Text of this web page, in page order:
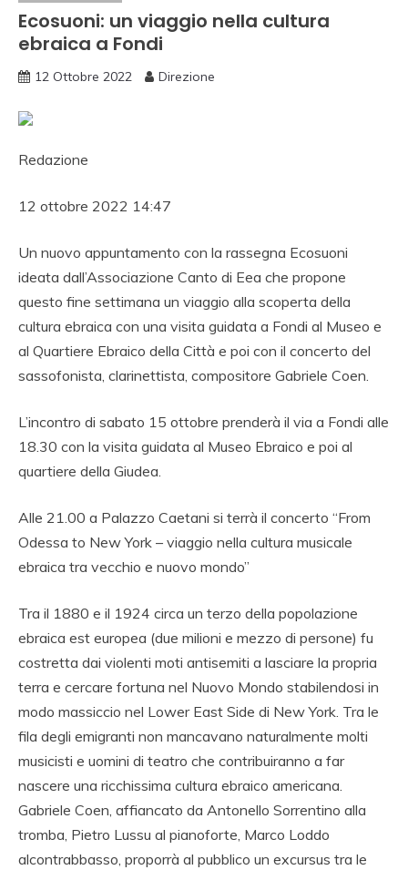
Ecosuoni: un viaggio nella cultura
ebraica a Fondi
12 Ottobre 2022 Direzione
Redazione
12 ottobre 2022 14:47
Un nuovo appuntamento con la rassegna Ecosuoni
ideata dall’Associazione Canto di Eea che propone
questo fine settimana un viaggio alla scoperta della
cultura ebraica con una visita guidata a Fondi al Museo e
al Quartiere Ebraico della Città e poi con il concerto del
sassofonista, clarinettista, compositore Gabriele Coen.
L’incontro di sabato 15 ottobre prenderà il via a Fondi alle
18.30 con la visita guidata al Museo Ebraico e poi al
quartiere della Giudea.
Alle 21.00 a Palazzo Caetani si terrà il concerto “From
Odessa to New York – viaggio nella cultura musicale
ebraica tra vecchio e nuovo mondo”
Tra il 1880 e il 1924 circa un terzo della popolazione
ebraica est europea (due milioni e mezzo di persone) fu
costretta dai violenti moti antisemiti a lasciare la propria
terra e cercare fortuna nel Nuovo Mondo stabilendosi in
modo massiccio nel Lower East Side di New York. Tra le
fila degli emigranti non mancavano naturalmente molti
musicisti e uomini di teatro che contribuiranno a far
nascere una ricchissima cultura ebraico americana.
Gabriele Coen, affiancato da Antonello Sorrentino alla
tromba, Pietro Lussu al pianoforte, Marco Loddo
alcontrabbasso, proporrà al pubblico un excursus tra le